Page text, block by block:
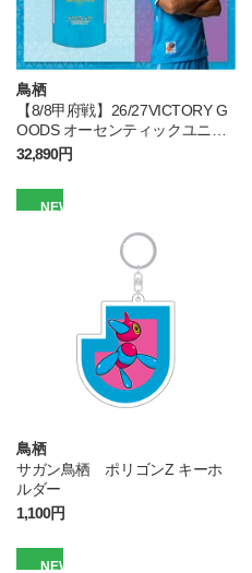
鳥栖
【8/8甲府戦】26/27VICTORY G
OODS オーセンティックユニフ
ォーム FP1st
32,890円
NEW
鳥栖
サガン鳥栖 ポリゴンZ キーホ
ルダー
1,100円
NEW